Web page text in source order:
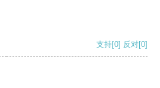
支持[0] 反对[0]